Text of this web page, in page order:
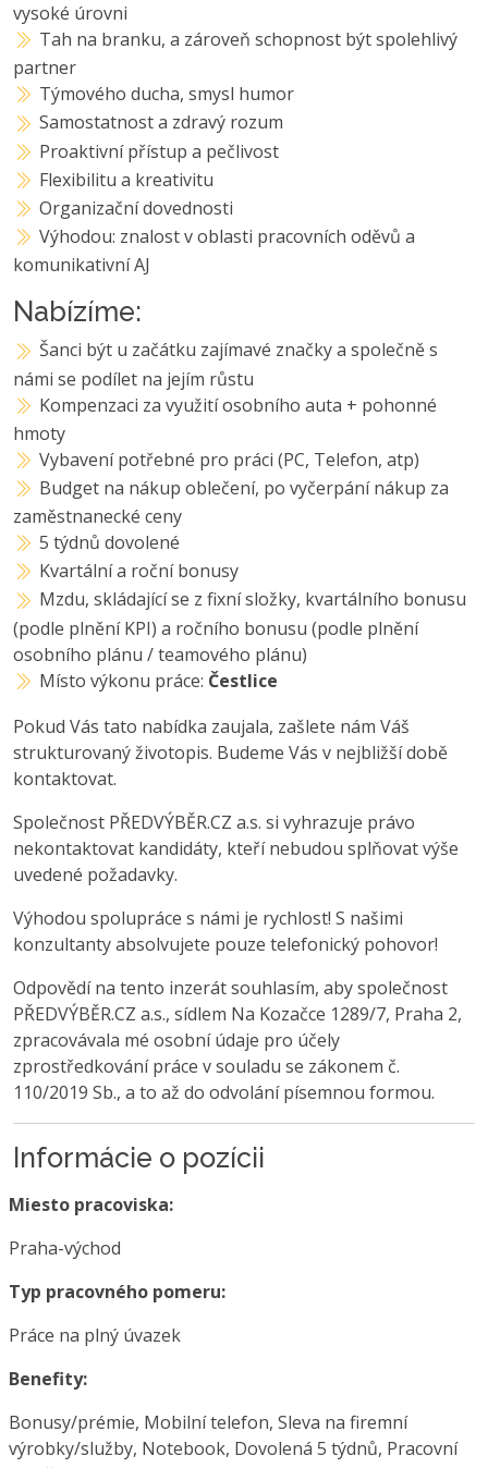
vysoké úrovni
Tah na branku, a zároveň schopnost být spolehlivý
partner
Týmového ducha, smysl humor
Samostatnost a zdravý rozum
Proaktivní přístup a pečlivost
Flexibilitu a kreativitu
Organizační dovednosti
Výhodou: znalost v oblasti pracovních oděvů a
komunikativní AJ
Nabízíme:
Šanci být u začátku zajímavé značky a společně s
námi se podílet na jejím růstu
Kompenzaci za využití osobního auta + pohonné
hmoty
Vybavení potřebné pro práci (PC, Telefon, atp)
Budget na nákup oblečení, po vyčerpání nákup za
zaměstnanecké ceny
5 týdnů dovolené
Kvartální a roční bonusy
Mzdu, skládající se z fixní složky, kvartálního bonusu
(podle plnění KPI) a ročního bonusu (podle plnění
osobního plánu / teamového plánu)
Místo výkonu práce: Čestlice
Pokud Vás tato nabídka zaujala, zašlete nám Váš
strukturovaný životopis. Budeme Vás v nejbližší době
kontaktovat.
Společnost PŘEDVÝBĚR.CZ a.s. si vyhrazuje právo
nekontaktovat kandidáty, kteří nebudou splňovat výše
uvedené požadavky.
Výhodou spolupráce s námi je rychlost! S našimi
konzultanty absolvujete pouze telefonický pohovor!
Odpovědí na tento inzerát souhlasím, aby společnost
PŘEDVÝBĚR.CZ a.s., sídlem Na Kozačce 1289/7, Praha 2,
zpracovávala mé osobní údaje pro účely
zprostředkování práce v souladu se zákonem č.
110/2019 Sb., a to až do odvolání písemnou formou.
Informácie o pozícii
Miesto pracoviska:
Praha-východ
Typ pracovného pomeru:
Práce na plný úvazek
Benefity:
Bonusy/prémie, Mobilní telefon, Sleva na firemní
výrobky/služby, Notebook, Dovolená 5 týdnů, Pracovní